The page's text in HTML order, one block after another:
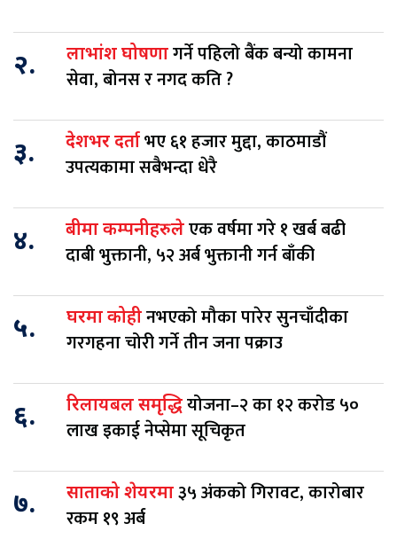
२. लाभांश घोषणागर्ने पहिलो बैंक बन्यो कामना
सेवा, बोनस र नगद कति ?
३. देशभर दर्ताभए ६१ हजार मुद्दा, काठमाडौं
उपत्यकामा सबैभन्दा धेरै
४. बीमा कम्पनीहरुलेएक वर्षमा गरे १ खर्ब बढी
दाबी भुक्तानी, ५२ अर्ब भुक्तानी गर्न बाँकी
५. घरमा कोहीनभएको मौका पारेर सुनचाँदीका
गरगहना चोरी गर्ने तीन जना पक्राउ
६. रिलायबल समृद्धियोजना–२ का १२ करोड ५०
लाख इकाई नेप्सेमा सूचिकृत
७. साताको शेयरमा३५ अंकको गिरावट, कारोबार
रकम १९ अर्ब